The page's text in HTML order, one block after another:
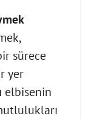
sürece
yer
elbisenin